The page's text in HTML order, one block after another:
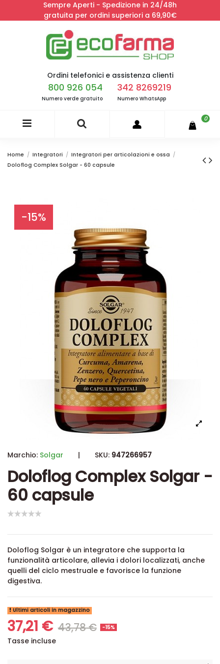
Sempre Aperti - Spedizione in 24/48h
gratuita per ordini superiori a 69,90€
Ordini telefonici e assistenza clienti
800 926 054
Numero verde gratuito
342 8269219
Numero WhatsApp
0
Home Integratori
Integratori per articolazioni e ossa
Doloflog Complex Solgar - 60 capsule
-15%
Marchio: Solgar | SKU: 947266957
Doloflog Complex Solgar -
60 capsule
Doloflog Solgar è un integratore che supporta la
funzionalità articolare, allevia i dolori localizzati, anche
quelli del ciclo mestruale e favorisce la funzione
digestiva.
Ultimi articoli in magazzino
37,21 € 43,78 € -15%
Tasse incluse